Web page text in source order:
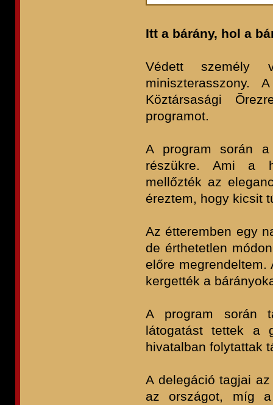
Itt a bárány, hol a
Védett személy
miniszterasszony.
Köztársasági
programot.
A program során a
részükre. Ami a
mellőzték az
éreztem, hogy kicsit
Az étteremben egy
de érthetetlen
előre
kergették a
A program során
látogatást tettek a
hivatalban folytattak
A delegáció tagjai
az országot, míg